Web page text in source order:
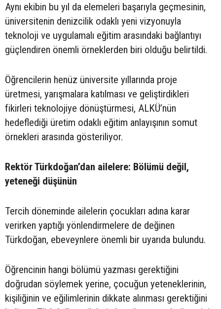
Aynı ekibin bu yıl da elemeleri başarıyla geçmesinin,
üniversitenin denizcilik odaklı yeni vizyonuyla
teknoloji ve uygulamalı eğitim arasındaki bağlantıyı
güçlendiren önemli örneklerden biri olduğu belirtildi.
Öğrencilerin henüz üniversite yıllarında proje
üretmesi, yarışmalara katılması ve geliştirdikleri
fikirleri teknolojiye dönüştürmesi, ALKÜ’nün
hedeflediği üretim odaklı eğitim anlayışının somut
örnekleri arasında gösteriliyor.
Rektör Türkdoğan’dan ailelere: Bölümü değil,
yeteneği düşünün
Tercih döneminde ailelerin çocukları adına karar
verirken yaptığı yönlendirmelere de değinen
Türkdoğan, ebeveynlere önemli bir uyarıda bulundu.
Öğrencinin hangi bölümü yazması gerektiğini
doğrudan söylemek yerine, çocuğun yeteneklerinin,
kişiliğinin ve eğilimlerinin dikkate alınması gerektiğini